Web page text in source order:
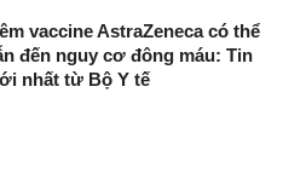
vaccine AstraZeneca có thể
đến nguy cơ đông máu: Tin
nhất từ Bộ Y tế